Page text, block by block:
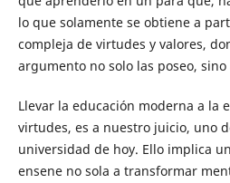
lo que solamente se obtiene a
compleja de virtudes y valores,
argumento no solo las poseo,
Llevar la educación moderna a la
virtudes, es a nuestro juicio, uno
universidad de hoy. Ello implica
ensene no sola a transformar